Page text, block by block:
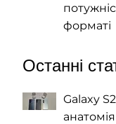
форматі
Останні
Galaxy